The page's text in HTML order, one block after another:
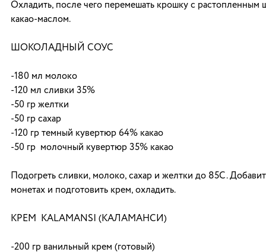
Охладить, после чего перемешать крошку с растопленным
какао-маслом.
ШОКОЛАДНЫЙ СОУС
-180 мл молоко
-120 мл сливки 35%
-50 гр желтки
-50 гр сахар
-120 гр темный кувертюр 64% какао
-50 гр молочный кувертюр 35% какао
Подогреть сливки, молоко, сахар и желтки до 85С.
монетах и подготовить крем, охладить.
КРЕМ KALAMANSI (КАЛАМАНСИ)
-200 гр ванильный крем (готовый)